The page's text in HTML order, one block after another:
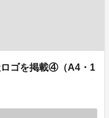
ゴを掲載④（A4・1